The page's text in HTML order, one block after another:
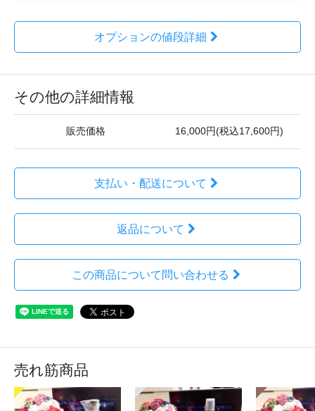
オプションの値段詳細
その他の詳細情報
販売価格 16,000円(税込17,600円)
支払い・配送について
返品について
この商品について問い合わせる
売れ筋商品